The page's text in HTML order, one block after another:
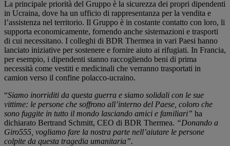
La principale priorità del Gruppo è la sicurezza dei propri dipendenti
in Ucraina, dove ha un ufficio di rappresentanza per la vendita e
l’assistenza nel territorio. Il Gruppo è in costante contatto con loro, li
supporta economicamente, fornendo anche sistemazioni e trasporti
di cui necessitano. I colleghi di BDR Thermea in vari Paesi hanno
lanciato iniziative per sostenere e fornire aiuto ai rifugiati. In Francia,
per esempio, i dipendenti stanno raccogliendo beni di prima
necessità come vestiti e medicinali che verranno trasportati in
camion verso il confine polacco-ucraino.
“Siamo inorriditi da questa guerra e siamo solidali con le sue
vittime: le persone che soffrono all’interno del Paese, coloro che
sono fuggite in tutto il mondo lasciando amici e familiari” ha
dichiarato Bertrand Schmitt, CEO di BDR Thermea. “Donando a
Giro555, vogliamo fare la nostra parte nell’aiutare le persone
colpite da questa tragedia umanitaria”.